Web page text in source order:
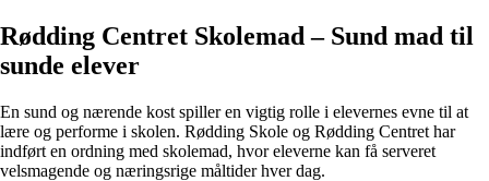
Rødding Centret Skolemad – Sund mad til
sunde elever
En sund og nærende kost spiller en vigtig rolle i elevernes evne til at
lære og performe i skolen. Rødding Skole og Rødding Centret har
indført en ordning med skolemad, hvor eleverne kan få serveret
velsmagende og næringsrige måltider hver dag.